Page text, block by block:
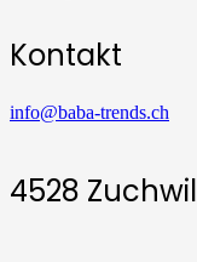
Kontakt
info@baba-trends.ch
4528 Zuchwil